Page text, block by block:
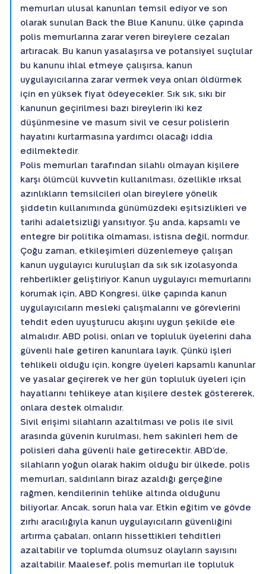
memurları ulusal kanunları temsil ediyor ve son
olarak sunulan Back the Blue Kanunu, ülke çapında
polis memurlarına zarar veren bireylere cezaları
artıracak. Bu kanun yasalaşırsa ve potansiyel suçlular
bu kanunu ihlal etmeye çalışırsa, kanun
uygulayıcılarına zarar vermek veya onları öldürmek
için en yüksek fiyat ödeyecekler. Sık sık, sıkı bir
kanunun geçirilmesi bazı bireylerin iki kez
düşünmesine ve masum sivil ve cesur polislerin
hayatını kurtarmasına yardımcı olacağı iddia
edilmektedir.
Polis memurları tarafından silahlı olmayan kişilere
karşı ölümcül kuvvetin kullanılması, özellikle ırksal
azınlıkların temsilcileri olan bireylere yönelik
şiddetin kullanımında günümüzdeki eşitsizlikleri ve
tarihi adaletsizliği yansıtıyor. Şu anda, kapsamlı ve
entegre bir politika olmaması, istisna değil, normdur.
Çoğu zaman, etkileşimleri düzenlemeye çalışan
kanun uygulayıcı kuruluşları da sık sık izolasyonda
rehberlikler geliştiriyor. Kanun uygulayıcı memurlarını
korumak için, ABD Kongresi, ülke çapında kanun
uygulayıcıların mesleki çalışmalarını ve görevlerini
tehdit eden uyuşturucu akışını uygun şekilde ele
almalıdır. ABD polisi, onları ve topluluk üyelerini daha
güvenli hale getiren kanunlara layık. Çünkü işleri
tehlikeli olduğu için, kongre üyeleri kapsamlı kanunlar
ve yasalar geçirerek ve her gün topluluk üyeleri için
hayatlarını tehlikeye atan kişilere destek göstererek,
onlara destek olmalıdır.
Sivil erişimi silahların azaltılması ve polis ile sivil
arasında güvenin kurulması, hem sakinleri hem de
polisleri daha güvenli hale getirecektir. ABD’de,
silahların yoğun olarak hakim olduğu bir ülkede, polis
memurları, saldırıların biraz azaldığı gerçeğine
rağmen, kendilerinin tehlike altında olduğunu
biliyorlar. Ancak, sorun hala var. Etkin eğitim ve gövde
zırhı aracılığıyla kanun uygulayıcıların güvenliğini
artırma çabaları, onların hissettikleri tehditleri
azaltabilir ve toplumda olumsuz olayların sayısını
azaltabilir. Maalesef, polis memurları ile topluluk